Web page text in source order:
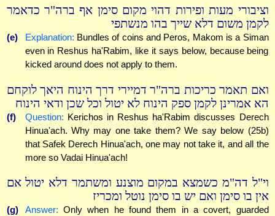
וציבורי מעות ופירות דהוי מקום סימן אף ברה"ר כדאמר
לקמן משום דלא שייך בהו מנשתפי
(e) Explanation: Bundles of coins and Peros, Makom is a Siman
even in Reshus ha'Rabim, like it says below, because being
kicked around does not apply to them.
ואם תאמר כריכות ברה"ר דמיירי דרך הינוח היאך לוקחם
הא אמרינן לקמן ספק הינוח לא יטול וכל שכן ודאי הינוח
(f) Question: Kerichos in Reshus ha'Rabim discusses Derech
Hinua'ach. Why may one take them? We say below (25b)
that Safek Derech Hinua'ach, one may not take it, and all the
more so Vadai Hinua'ach!
וי"ל דה"מ כשמצא במקום מוצנע ומשתמר דלא יטול אם
אין בו סימן ואם יש בו סימן נוטל ומכריז
(g) Answer: Only when he found them in a covert, guarded